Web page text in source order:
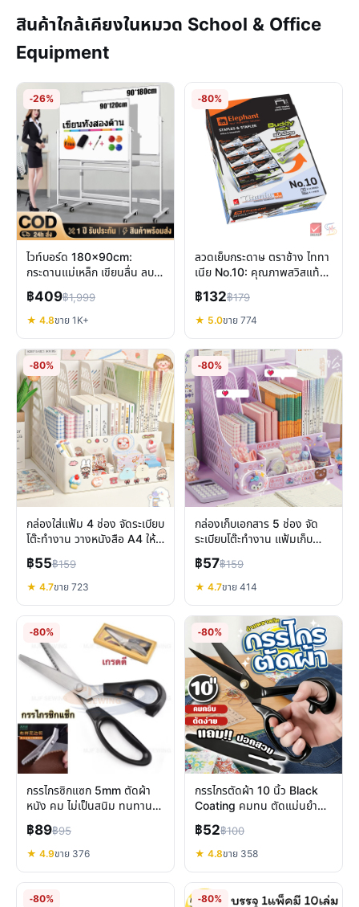
สินค้าใกล้เคียงในหมวด School & Office
Equipment
-26%
ไวท์บอร์ด 180x90cm:
กระดานแม่เหล็ก เขียนลื่น ลบ
สะอาด ทนทานทุกการใช้งาน
฿409฿1,999
★ 4.8ขาย 1K+
-80%
ลวดเย็บกระดาษ ตราช้าง ไททา
เนีย No.10: คุณภาพสวิสแท้
เย็บแน่น ทนทาน คุ้มค่า
฿132฿179
★ 5.0ขาย 774
-80%
กล่องใส่แฟ้ม 4 ช่อง จัดระเบียบ
โต๊ะทำงาน วางหนังสือ A4 ให้
ค้นหาง่าย
฿55฿159
★ 4.7ขาย 723
-80%
กล่องเก็บเอกสาร 5 ช่อง จัด
ระเบียบโต๊ะทำงาน แฟ้มเก็บ
หนังสือ A4 น่ารัก
฿57฿159
★ 4.7ขาย 414
-80%
กรรไกรซิกแซก 5mm ตัดผ้า
หนัง คม ไม่เป็นสนิม ทนทาน
งานฝีมือ DIY
฿89฿95
★ 4.9ขาย 376
-80%
กรรไกรตัดผ้า 10 นิ้ว Black
Coating คมทน ตัดแม่นยำ
สำหรับงานฝีมือ
฿52฿100
★ 4.8ขาย 358
-80% -80%